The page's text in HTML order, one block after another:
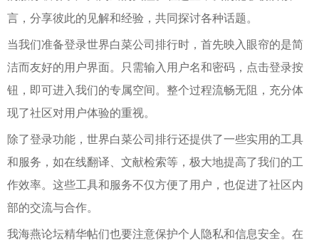
言，分享彼此的见解和经验，共同探讨各种话题。
当我们准备登录世界白菜公司排行时，首先映入眼帘的是简
洁而友好的用户界面。只需输入用户名和密码，点击登录按
钮，即可进入我们的专属空间。整个过程流畅无阻，充分体
现了社区对用户体验的重视。
除了登录功能，世界白菜公司排行还提供了一些实用的工具
和服务，如在线翻译、文献检索等，极大地提高了我们的工
作效率。这些工具和服务不仅方便了用户，也促进了社区内
部的交流与合作。
我海燕论坛精华帖们也要注意保护个人隐私和信息安全。在